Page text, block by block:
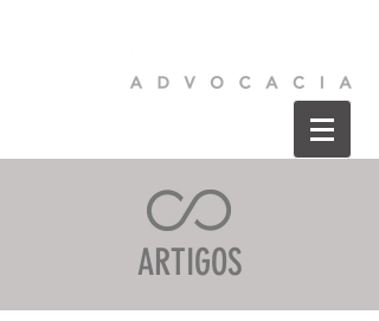
ARTIGOS